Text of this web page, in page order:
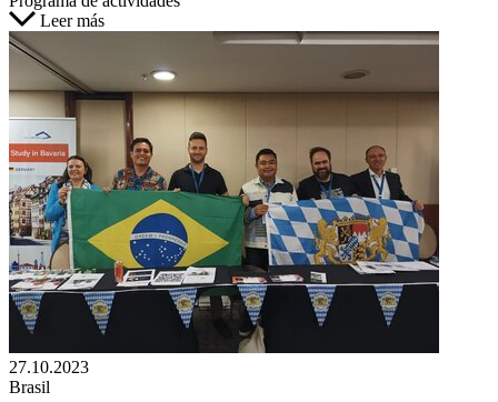
Leer más
27.10.2023
Brasil